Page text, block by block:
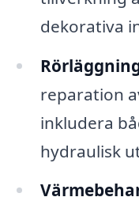
dekorativa
reparation
inkludera
hydraulisk